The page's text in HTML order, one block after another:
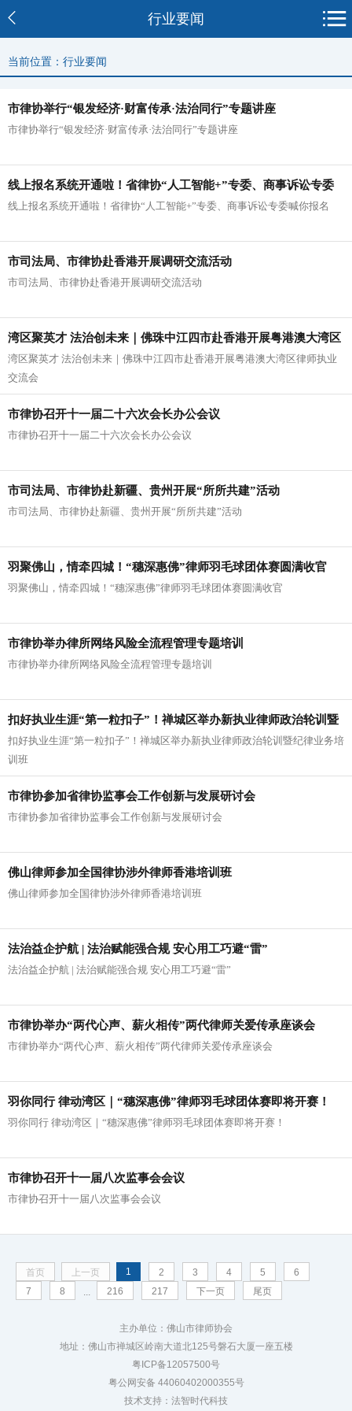
行业要闻
当前位置：行业要闻
市律协举行“银发经济·财富传承·法治同行”专题讲座
市律协举行“银发经济·财富传承·法治同行”专题讲座
线上报名系统开通啦！省律协“人工智能+”专委、商事诉讼专委
喊你报名
线上报名系统开通啦！省律协“人工智能+”专委、商事诉讼专委喊你报名
市司法局、市律协赴香港开展调研交流活动
市司法局、市律协赴香港开展调研交流活动
湾区聚英才 法治创未来｜佛珠中江四市赴香港开展粤港澳大湾区
律师执业交流会
湾区聚英才 法治创未来｜佛珠中江四市赴香港开展粤港澳大湾区律师执业
交流会
市律协召开十一届二十六次会长办公会议
市律协召开十一届二十六次会长办公会议
市司法局、市律协赴新疆、贵州开展“所所共建”活动
市司法局、市律协赴新疆、贵州开展“所所共建”活动
羽聚佛山，情牵四城！“穗深惠佛”律师羽毛球团体赛圆满收官
羽聚佛山，情牵四城！“穗深惠佛”律师羽毛球团体赛圆满收官
市律协举办律所网络风险全流程管理专题培训
市律协举办律所网络风险全流程管理专题培训
扣好执业生涯“第一粒扣子”！禅城区举办新执业律师政治轮训暨
纪律业务培训班
扣好执业生涯“第一粒扣子”！禅城区举办新执业律师政治轮训暨纪律业务培
训班
市律协参加省律协监事会工作创新与发展研讨会
市律协参加省律协监事会工作创新与发展研讨会
佛山律师参加全国律协涉外律师香港培训班
佛山律师参加全国律协涉外律师香港培训班
法治益企护航 | 法治赋能强合规 安心用工巧避“雷”
法治益企护航 | 法治赋能强合规 安心用工巧避“雷”
市律协举办“两代心声、薪火相传”两代律师关爱传承座谈会
市律协举办“两代心声、薪火相传”两代律师关爱传承座谈会
羽你同行 律动湾区｜“穗深惠佛”律师羽毛球团体赛即将开赛！
羽你同行 律动湾区｜“穗深惠佛”律师羽毛球团体赛即将开赛！
市律协召开十一届八次监事会会议
市律协召开十一届八次监事会会议
首页 上一页 1 2 3 4 5
6
7
8 ... 216 217 下一页 尾页
主办单位：佛山市律师协会
地址：佛山市禅城区岭南大道北125号磐石大厦一座五楼
粤ICP备12057500号
粤公网安备 44060402000355号
技术支持：法智时代科技